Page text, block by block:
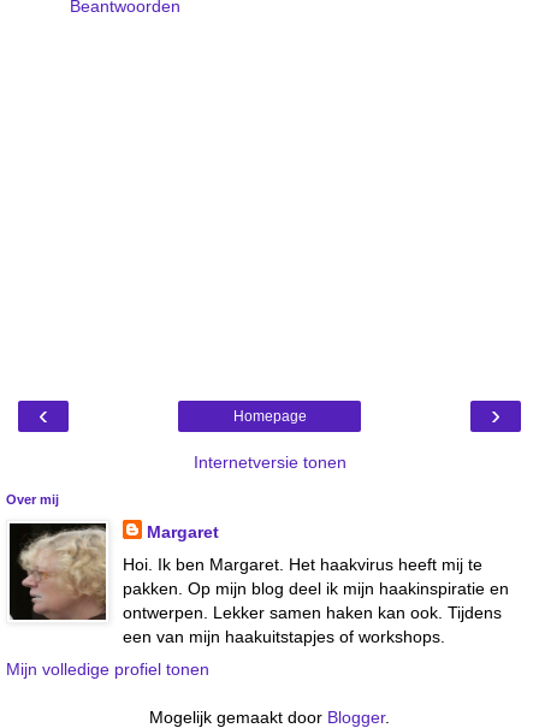
Beantwoorden
‹ ›
Homepage
Internetversie tonen
Over mij
Margaret
Hoi. Ik ben Margaret. Het haakvirus heeft mij te
pakken. Op mijn blog deel ik mijn haakinspiratie en
ontwerpen. Lekker samen haken kan ook. Tijdens
een van mijn haakuitstapjes of workshops.
Mijn volledige profiel tonen
Mogelijk gemaakt door Blogger.